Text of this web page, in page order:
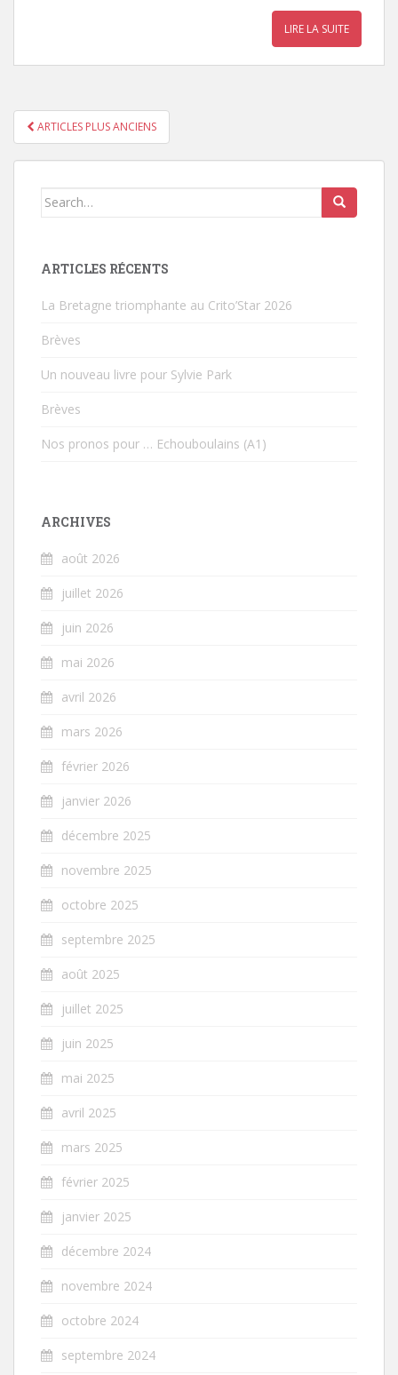
LIRE LA SUITE
PAGINATION DES ARTICLES
ARTICLES PLUS ANCIENS
Search for:
ARTICLES RÉCENTS
La Bretagne triomphante au Crito’Star 2026
Brèves
Un nouveau livre pour Sylvie Park
Brèves
Nos pronos pour … Echouboulains (A1)
ARCHIVES
août 2026
juillet 2026
juin 2026
mai 2026
avril 2026
mars 2026
février 2026
janvier 2026
décembre 2025
novembre 2025
octobre 2025
septembre 2025
août 2025
juillet 2025
juin 2025
mai 2025
avril 2025
mars 2025
février 2025
janvier 2025
décembre 2024
novembre 2024
octobre 2024
septembre 2024